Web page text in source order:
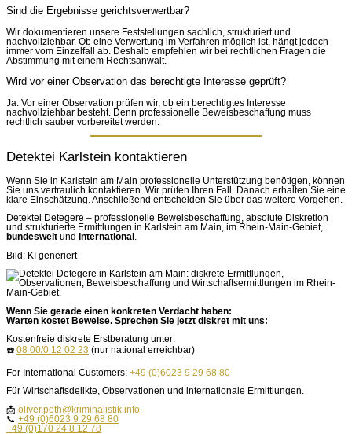
Sind die Ergebnisse gerichtsverwertbar?
Wir dokumentieren unsere Feststellungen sachlich, strukturiert und
nachvollziehbar. Ob eine Verwertung im Verfahren möglich ist, hängt jedoch
immer vom Einzelfall ab. Deshalb empfehlen wir bei rechtlichen Fragen die
Abstimmung mit einem Rechtsanwalt.
Wird vor einer Observation das berechtigte Interesse geprüft?
Ja. Vor einer Observation prüfen wir, ob ein berechtigtes Interesse
nachvollziehbar besteht. Denn professionelle Beweisbeschaffung muss
rechtlich sauber vorbereitet werden.
Detektei Karlstein kontaktieren
Wenn Sie in Karlstein am Main professionelle Unterstützung benötigen, können
Sie uns vertraulich kontaktieren. Wir prüfen Ihren Fall. Danach erhalten Sie eine
klare Einschätzung. Anschließend entscheiden Sie über das weitere Vorgehen.
Detektei Detegere – professionelle Beweisbeschaffung, absolute Diskretion
und strukturierte Ermittlungen in Karlstein am Main, im Rhein-Main-Gebiet,
bundesweit und international
Bild: KI generiert
Wenn Sie gerade einen konkreten Verdacht haben:
Warten kostet Beweise. Sprechen Sie jetzt diskret mit uns:
Kostenfreie diskrete Erstberatung unter:
☎️ 08 00/0 12 02 23 (nur national erreichbar)
For International Customers: +49 (0)6023 9 29 68 80
Für Wirtschaftsdelikte, Observationen und internationale Ermittlungen.
📩 oliver.peth@kriminalistik.info
📞 +49 (0)6023 9 29 68 80
+49 (0)170 24 8 12 78